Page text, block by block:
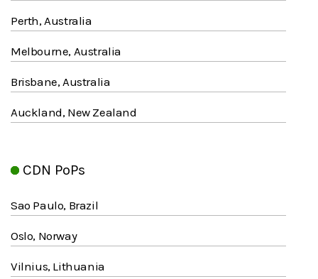
Perth, Australia
Melbourne, Australia
Brisbane, Australia
Auckland, New Zealand
CDN PoPs
Sao Paulo, Brazil
Oslo, Norway
Vilnius, Lithuania